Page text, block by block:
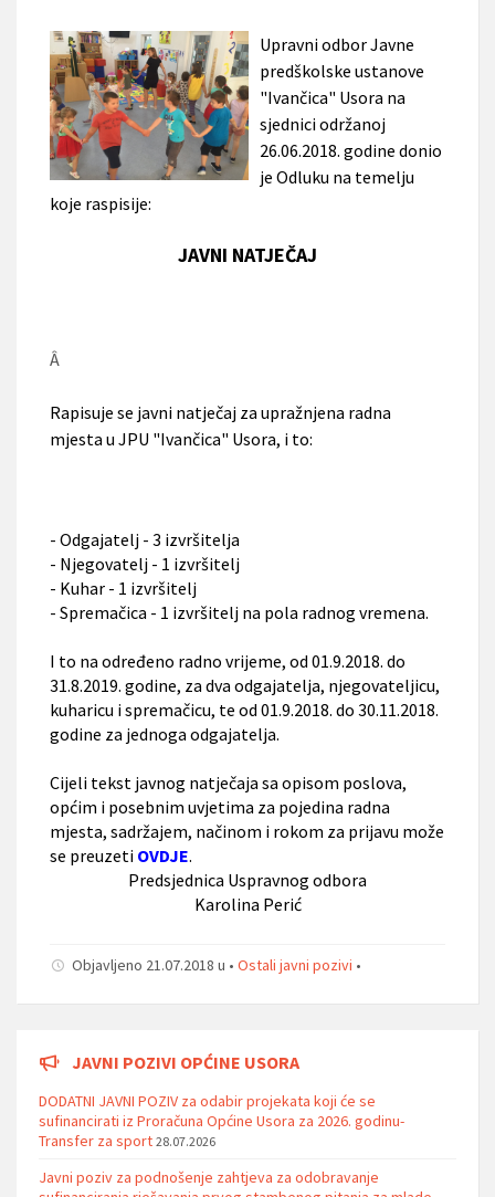
Upravni odbor Javne
predškolske ustanove
"Ivančica" Usora na
sjednici održanoj
26.06.2018. godine donio
je Odluku na temelju
koje raspisije:
JAVNI NATJEČAJ
Â
Rapisuje se javni natječaj za upražnjena radna
mjesta u JPU "Ivančica" Usora, i to:
- Odgajatelj - 3 izvršitelja
- Njegovatelj - 1 izvršitelj
- Kuhar - 1 izvršitelj
- Spremačica - 1 izvršitelj na pola radnog vremena.
I to na određeno radno vrijeme, od 01.9.2018. do
31.8.2019. godine, za dva odgajatelja, njegovateljicu,
kuharicu i spremačicu, te od 01.9.2018. do 30.11.2018.
godine za jednoga odgajatelja.
Cijeli tekst javnog natječaja sa opisom poslova,
općim i posebnim uvjetima za pojedina radna
mjesta, sadržajem, načinom i rokom za prijavu može
se preuzeti OVDJE.
Predsjednica Uspravnog odbora
Karolina Perić
Objavljeno 21.07.2018 u • Ostali javni pozivi •
JAVNI POZIVI OPĆINE USORA
DODATNI JAVNI POZIV za odabir projekata koji će se
sufinancirati iz Proračuna Općine Usora za 2026. godinu-
Transfer za sport 28.07.2026
Javni poziv za podnošenje zahtjeva za odobravanje